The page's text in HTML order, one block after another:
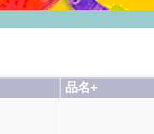
品名+